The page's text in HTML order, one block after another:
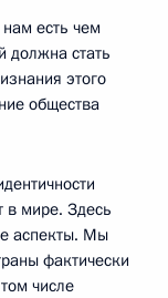
есть чем
должна стать
этого
общества
в мире. Здесь
аспекты. Мы
фактически
числе